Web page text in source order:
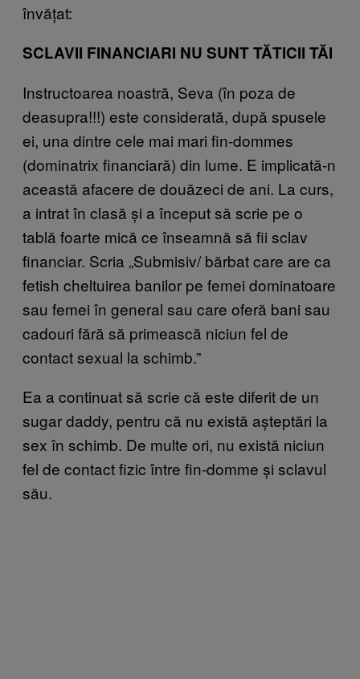
învățat:
SCLAVII FINANCIARI NU SUNT TĂTICII TĂI
Instructoarea noastră, Seva (în poza de
deasupra!!!) este considerată, după spusele
ei, una dintre cele mai mari fin-dommes
(dominatrix financiară) din lume. E implicată-n
această afacere de douăzeci de ani. La curs,
a intrat în clasă și a început să scrie pe o
tablă foarte mică ce înseamnă să fii sclav
financiar. Scria „Submisiv/ bărbat care are ca
fetish cheltuirea banilor pe femei dominatoare
sau femei în general sau care oferă bani sau
cadouri fără să primească niciun fel de
contact sexual la schimb.”
Ea a continuat să scrie că este diferit de un
sugar daddy, pentru că nu există așteptări la
sex în schimb. De multe ori, nu există niciun
fel de contact fizic între fin-domme și sclavul
său.